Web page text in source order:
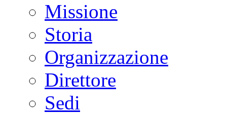
Missione
Storia
Organizzazione
Direttore
Sedi